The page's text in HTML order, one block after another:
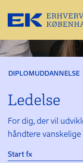
DIPLOMUDDANNELSE
Ledelse
For dig, der vil
håndtere
Start fx